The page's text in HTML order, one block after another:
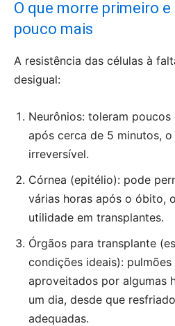
O que morre primeiro
pouco mais
A resistência das células à
desigual:
Neurônios: toleram
após cerca de 5 minutos,
irreversível.
Córnea (epitélio): pode
várias horas após o óbito,
utilidade em transplantes.
Órgãos para transplante
condições ideais):
aproveitados por algumas
um dia, desde que
adequadas.